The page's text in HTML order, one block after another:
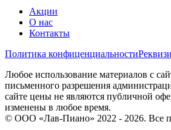
Акции
О нас
Контакты
Политика конфиценциальности
Любое использование материалов с
письменного разрешения
сайте цены не являются публичной
изменены в любое время.
© ООО «Лав-Пиано» 2022 - 2026. Все